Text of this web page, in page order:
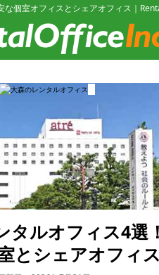
な個室オフィスとシェアオフィス｜
タルオフィス4選！
とシェアオフィス